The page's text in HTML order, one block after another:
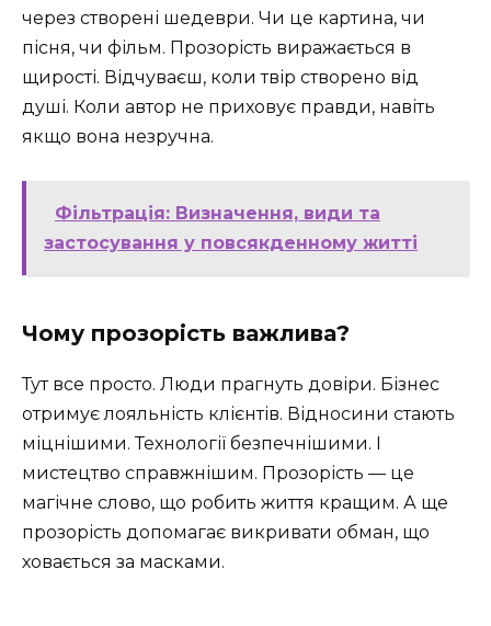
через створені шедеври. Чи це картина, чи
пісня, чи фільм. Прозорість виражається в
щирості. Відчуваєш, коли твір створено від
душі. Коли автор не приховує правди, навіть
якщо вона незручна.
Фільтрація: Визначення, види та
застосування у повсякденному житті
Чому прозорість важлива?
Тут все просто. Люди прагнуть довіри. Бізнес
отримує лояльність клієнтів. Відносини стають
міцнішими. Технології безпечнішими. І
мистецтво справжнішим. Прозорість — це
магічне слово, що робить життя кращим. А ще
прозорість допомагає викривати обман, що
ховається за масками.